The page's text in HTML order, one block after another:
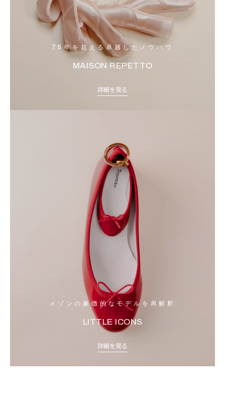
75年を超える卓越したノウハウ
MAISON REPETTO
詳細を見る
メゾンの象徴的なモデルを再解釈
LITTLE ICONS
詳細を見る